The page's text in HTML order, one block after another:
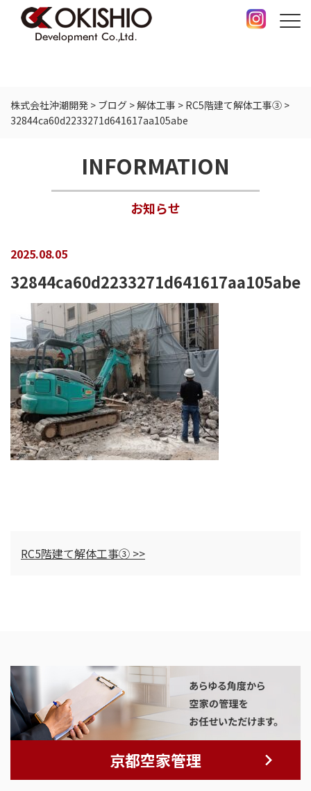
株式会社沖潮開発 > ブログ >解体工事 > RC5階建て解体工事③ >
32844ca60d2233271d641617aa105abe
INFORMATION
お知らせ
2025.08.05
32844ca60d2233271d641617aa105abe
RC5階建て解体工事③ >>
京都空家管理